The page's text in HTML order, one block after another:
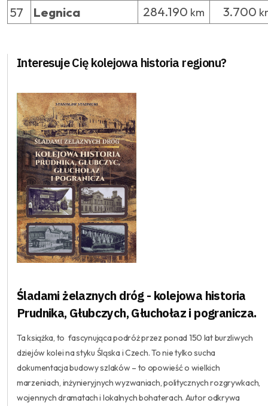
57 Legnica 284.190 km 3.700
Interesuje Cię kolejowa historia regionu?
Śladami żelaznych dróg - kolejowa historia
Prudnika, Głubczych, Głuchołaz i pogranicza.
Ta książka, to fascynująca podróż przez ponad 150 lat burzliwych
dziejów kolei na styku Śląska i Czech. To nie tylko sucha
dokumentacja budowy szlaków – to opowieść o wielkich
marzeniach, inżynieryjnych wyzwaniach, politycznych rozgrywkach,
wojennych dramatach i lokalnych bohaterach. Autor odkrywa